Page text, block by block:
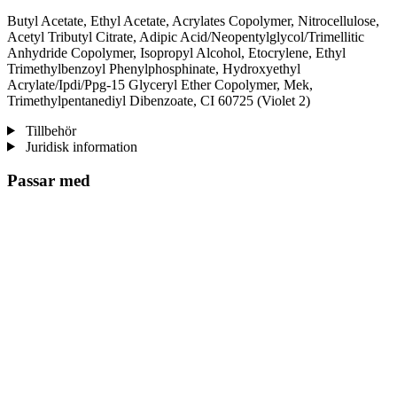
Butyl Acetate, Ethyl Acetate, Acrylates Copolymer, Nitrocellulose,
Acetyl Tributyl Citrate, Adipic Acid/Neopentylglycol/Trimellitic
Anhydride Copolymer, Isopropyl Alcohol, Etocrylene, Ethyl
Trimethylbenzoyl Phenylphosphinate, Hydroxyethyl
Acrylate/Ipdi/Ppg-15 Glyceryl Ether Copolymer, Mek,
Trimethylpentanediyl Dibenzoate, CI 60725 (Violet 2)
Tillbehör
Juridisk information
Passar med